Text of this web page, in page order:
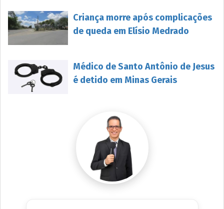
Criança morre após complicações
de queda em Elísio Medrado
Médico de Santo Antônio de Jesus
é detido em Minas Gerais